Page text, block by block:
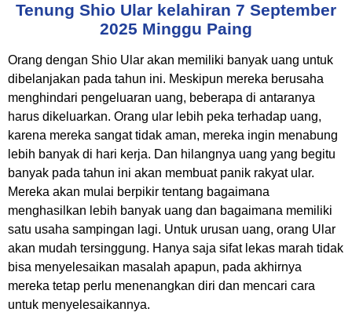
Tenung Shio Ular kelahiran 7 September
2025 Minggu Paing
Orang dengan Shio Ular akan memiliki banyak uang untuk
dibelanjakan pada tahun ini. Meskipun mereka berusaha
menghindari pengeluaran uang, beberapa di antaranya
harus dikeluarkan. Orang ular lebih peka terhadap uang,
karena mereka sangat tidak aman, mereka ingin menabung
lebih banyak di hari kerja. Dan hilangnya uang yang begitu
banyak pada tahun ini akan membuat panik rakyat ular.
Mereka akan mulai berpikir tentang bagaimana
menghasilkan lebih banyak uang dan bagaimana memiliki
satu usaha sampingan lagi. Untuk urusan uang, orang Ular
akan mudah tersinggung. Hanya saja sifat lekas marah tidak
bisa menyelesaikan masalah apapun, pada akhirnya
mereka tetap perlu menenangkan diri dan mencari cara
untuk menyelesaikannya.